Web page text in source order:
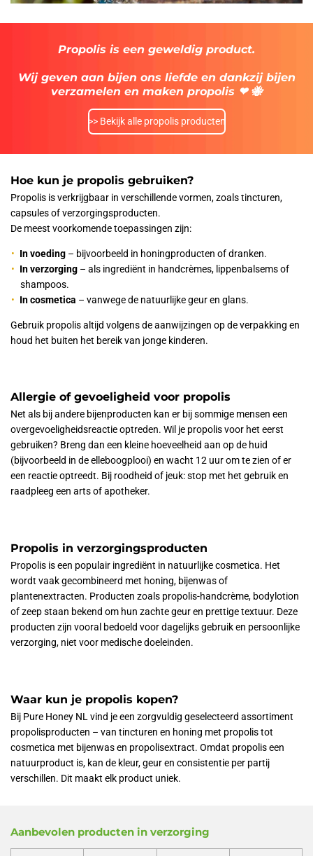
Propolis is een geweldig product.
Wij geven aan bijen ons liefde en dankzij bijen
verzamelen en maken propolis ❤ 🐝
>> Bekijk alle propolis producten
Hoe kun je propolis gebruiken?
Propolis is verkrijgbaar in verschillende vormen, zoals tincturen,
capsules of verzorgingsproducten.
De meest voorkomende toepassingen zijn:
In voeding – bijvoorbeeld in honingproducten of dranken.
In verzorging – als ingrediënt in handcrèmes, lippenbalsems of
shampoos.
In cosmetica – vanwege de natuurlijke geur en glans.
Gebruik propolis altijd volgens de aanwijzingen op de verpakking en
houd het buiten het bereik van jonge kinderen.
Allergie of gevoeligheid voor propolis
Net als bij andere bijenproducten kan er bij sommige mensen een
overgevoeligheidsreactie optreden. Wil je propolis voor het eerst
gebruiken? Breng dan een kleine hoeveelheid aan op de huid
(bijvoorbeeld in de elleboogplooi) en wacht 12 uur om te zien of er
een reactie optreedt. Bij roodheid of jeuk: stop met het gebruik en
raadpleeg een arts of apotheker.
Propolis in verzorgingsproducten
Propolis is een populair ingrediënt in natuurlijke cosmetica. Het
wordt vaak gecombineerd met honing, bijenwas of
plantenextracten. Producten zoals propolis-handcrème, bodylotion
of zeep staan bekend om hun zachte geur en prettige textuur. Deze
producten zijn vooral bedoeld voor dagelijks gebruik en persoonlijke
verzorging, niet voor medische doeleinden.
Waar kun je propolis kopen?
Bij Pure Honey NL vind je een zorgvuldig geselecteerd assortiment
propolisproducten – van tincturen en honing met propolis tot
cosmetica met bijenwas en propolisextract. Omdat propolis een
natuurproduct is, kan de kleur, geur en consistentie per partij
verschillen. Dit maakt elk product uniek.
Aanbevolen producten in verzorging